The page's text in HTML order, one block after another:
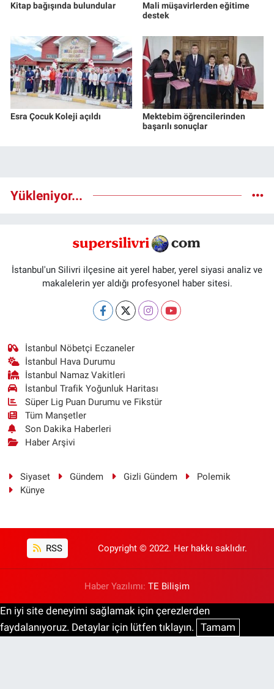
Kitap bağışında bulundular
Mali müşavirlerden eğitime
destek
Esra Çocuk Koleji açıldı
Mektebim öğrencilerinden
başarılı sonuçlar
Yükleniyor...
İstanbul'un Silivri ilçesine ait yerel haber, yerel siyasi analiz ve
makalelerin yer aldığı profesyonel haber sitesi.
İstanbul Nöbetçi Eczaneler
İstanbul Hava Durumu
İstanbul Namaz Vakitleri
İstanbul Trafik Yoğunluk Haritası
Süper Lig Puan Durumu ve Fikstür
Tüm Manşetler
Son Dakika Haberleri
Haber Arşivi
Siyaset Gündem Gizli Gündem
Polemik
Künye
RSS Copyright © 2022. Her hakkı saklıdır.
Haber Yazılımı: TE Bilişim
En iyi site deneyimi sağlamak için çerezlerden
faydalanıyoruz. Detaylar için lütfen tıklayın. Tamam